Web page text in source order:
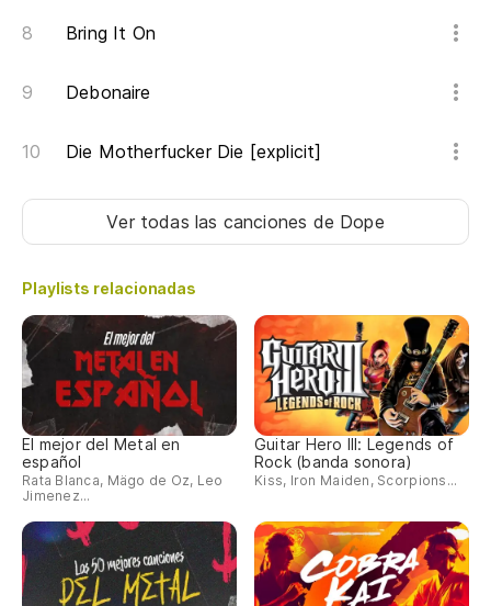
Bring It On
Debonaire
Die Motherfucker Die [explicit]
Ver todas las canciones de Dope
Playlists relacionadas
El mejor del Metal en
español
Rata Blanca, Mägo de Oz, Leo
Jimenez...
Guitar Hero III: Legends of
Rock (banda sonora)
Kiss, Iron Maiden, Scorpions...